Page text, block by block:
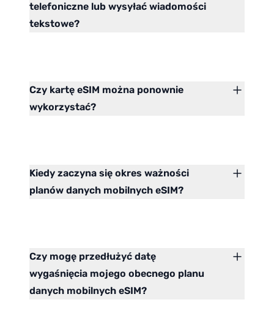
telefoniczne lub wysyłać wiadomości
tekstowe?
Czy kartę eSIM można ponownie
wykorzystać?
Kiedy zaczyna się okres ważności
planów danych mobilnych eSIM?
Czy mogę przedłużyć datę
wygaśnięcia mojego obecnego planu
danych mobilnych eSIM?